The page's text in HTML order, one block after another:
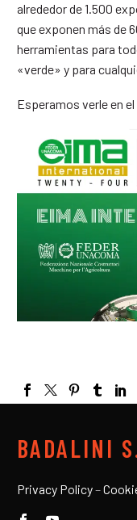
alrededor de 1.500
que exponen más de
herramientas para
«verde» y para
Esperamos verle en el
BADALINI
Privacy Policy–